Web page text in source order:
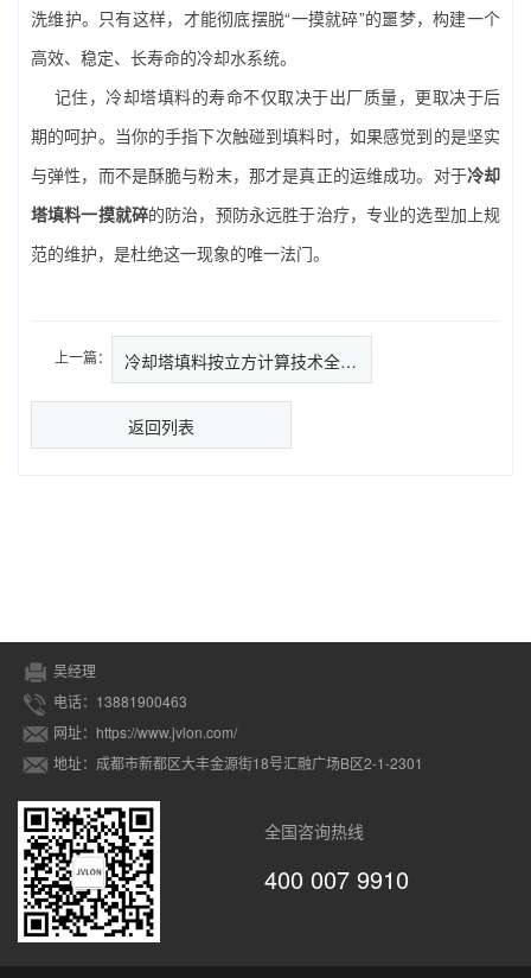
洗维护。只有这样，才能彻底摆脱“一摸就碎”的噩梦，构建一个
高效、稳定、长寿命的冷却水系统。
记住，冷却塔填料的寿命不仅取决于出厂质量，更取决于后
期的呵护。当你的手指下次触碰到填料时，如果感觉到的是坚实
与弹性，而不是酥脆与粉末，那才是真正的运维成功。对于冷却
塔填料一摸就碎的防治，预防永远胜于治疗，专业的选型加上规
范的维护，是杜绝这一现象的唯一法门。
上一篇： 冷却塔填料按立方计算技术全解析…
返回列表
吴经理
电话：13881900463
网址：https://www.jvlon.com/
地址：成都市新都区大丰金源街18号汇融广场B区2-1-2301
全国咨询热线
400 007 9910